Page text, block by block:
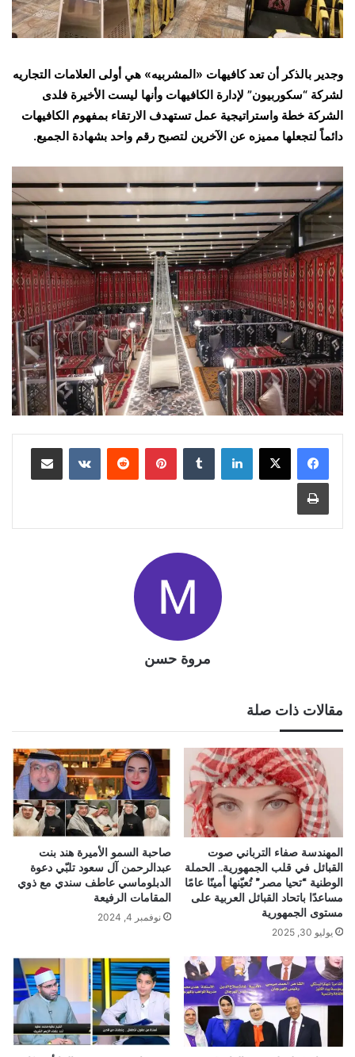
وجدير بالذكر أن تعد كافيهات «المشربيه» هي أولى العلامات التجاريه
لشركة “سكوربيون” لإدارة الكافيهات وأنها ليست الأخيرة فلدى
الشركة خطة واستراتيجية عمل تستهدف الارتقاء بمفهوم الكافيهات
دائماً لتجعلها مميزه عن الآخرين لتصبح رقم واحد بشهادة الجميع.
لينكدإن بينتيريست مشاركة عبر البريد
طباعة
مروة حسن
مقالات ذات صلة
المهندسة صفاء الترباني صوت
القبائل في قلب الجمهورية.. الحملة
الوطنية “تحيا مصر” تُعيّنها أمينًا عامًا
مساعدًا باتحاد القبائل العربية على
مستوى الجمهورية
يوليو 30, 2025
صاحبة السمو الأميرة هند بنت
عبدالرحمن آل سعود تلبّي دعوة
الدبلوماسي عاطف سندي مع ذوي
المقامات الرفيعة
نوفمبر 4, 2024